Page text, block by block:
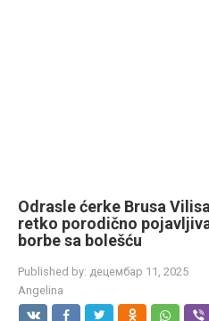
Odrasle ćerke Brusa
retko porodično
borbe sa bolešću
Published by: децембар 11, 2025
Angelina